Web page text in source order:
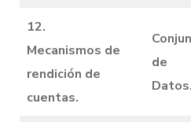
12.
Mecanismos de
rendición de
cuentas.
de
Datos.